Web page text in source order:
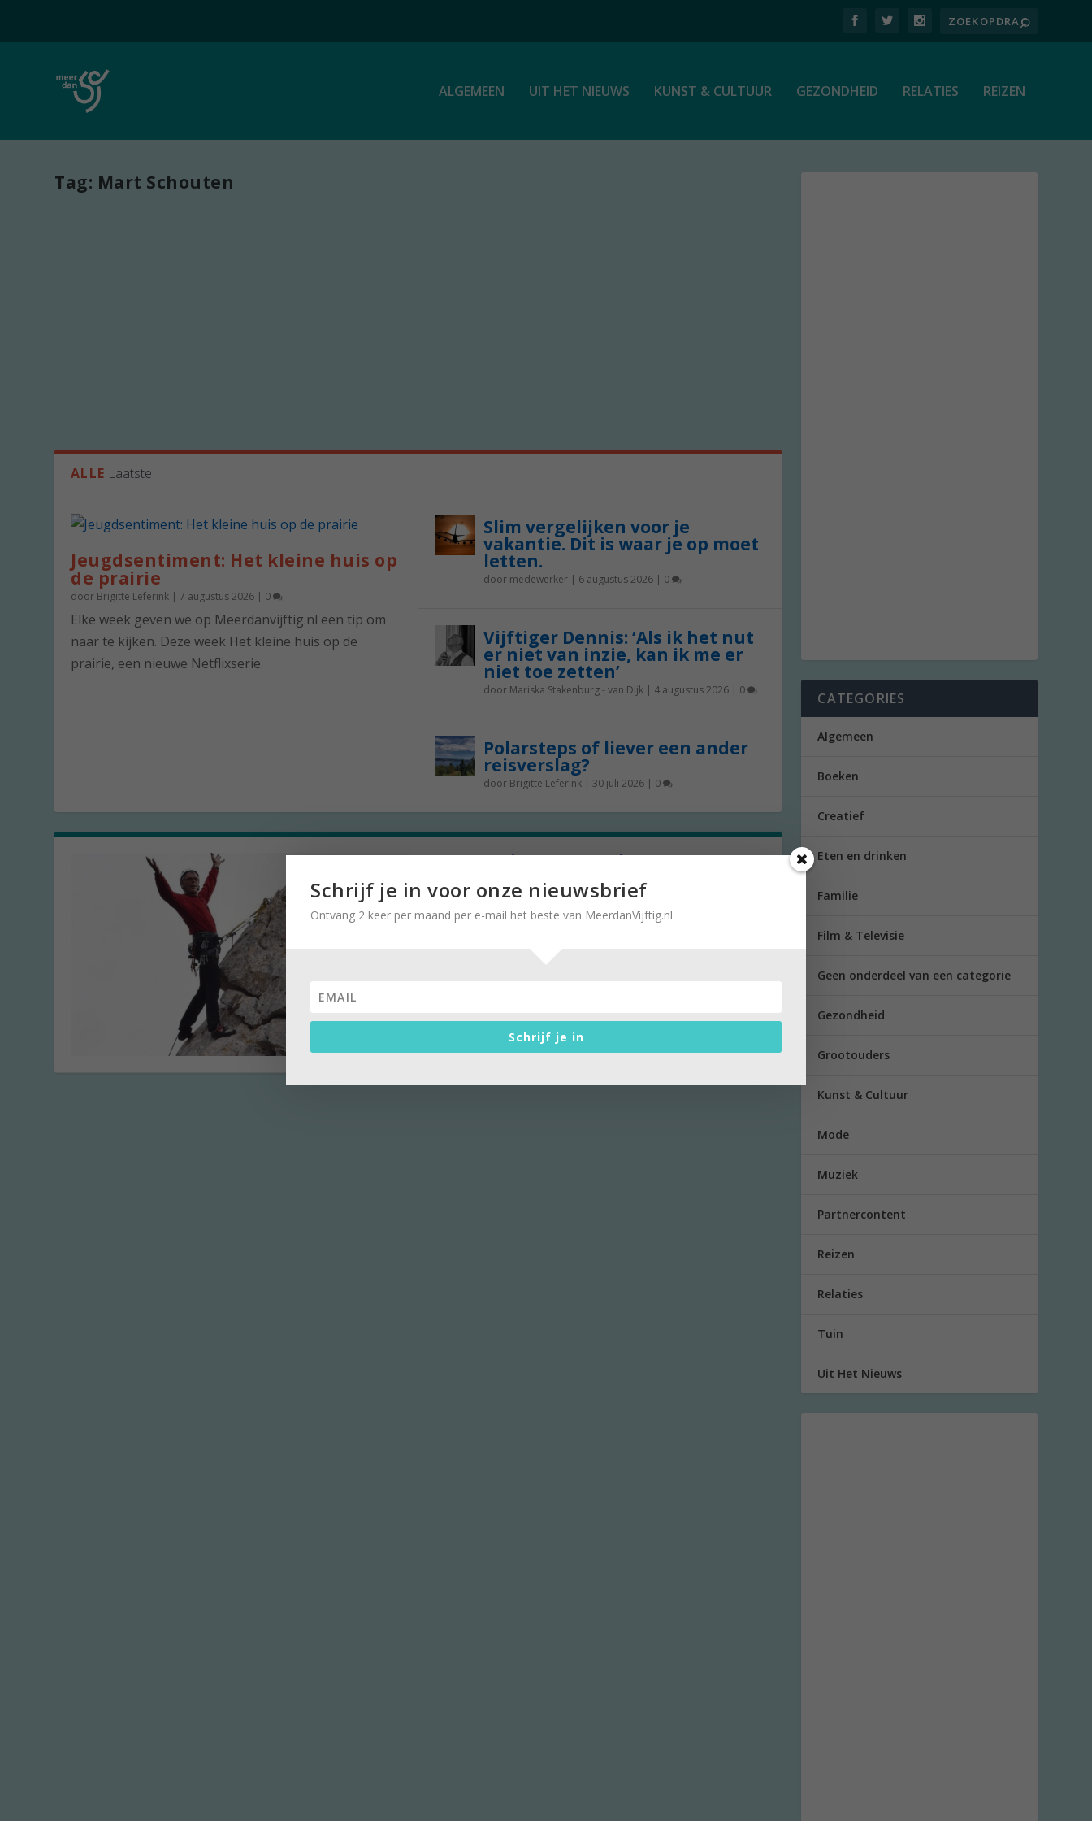
ALGEMEEN UIT HET NIEUWS KUNST & CULTUUR GEZONDHEID RELATIES REIZEN
Tag: Mart Schouten
ALLE Laatste
Jeugdsentiment: Het kleine huis op
de prairie
door Brigitte Leferink |7 augustus 2026 | 0
Elke week geven we op Meerdanvijftig.nl een tip om
naar te kijken. Deze week Het kleine huis op de
prairie, een nieuwe Netflixserie.
Slim vergelijken voor je
vakantie. Dit is waar je op moet
letten.
door medewerker| 6 augustus 2026| 0
Vijftiger Dennis: ‘Als ik het nut
er niet van inzie, kan ik me er
niet toe zetten’
door Mariska Stakenburg - van Dijk| 4 augustus 2026| 0
Polarsteps of liever een ander
reisverslag?
door Brigitte Leferink| 30 juli 2026| 0
In Beweging: Mart Schouten
verlegde grenzen in de bergsport
Boven de vijftig betekent zeker niet altijd ‘rustiger’ aan
CATEGORIES
Algemeen
Boeken
Creatief
Eten en drinken
Familie
Film & Televisie
Geen onderdeel van een categorie
Gezondheid
Grootouders
Kunst & Cultuur
Mode
Muziek
Partnercontent
Reizen
Relaties
Tuin
Uit Het Nieuws
Schrijf je in voor onze nieuwsbrief
Ontvang 2 keer per maand per e-mail het beste van MeerdanVijftig.nl
Schrijf je in